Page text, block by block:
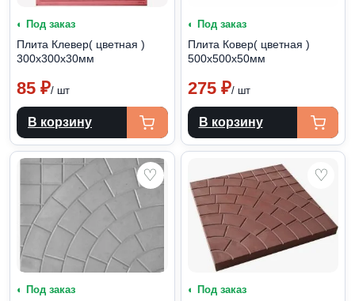
◐ Под заказ
Плита Клевер( цветная )
300х300х30мм
85 ₽/ шт
В корзину
◐ Под заказ
Плита Ковер( цветная )
500х500х50мм
275 ₽/ шт
В корзину
♡
◐ Под заказ
♡
◐ Под заказ